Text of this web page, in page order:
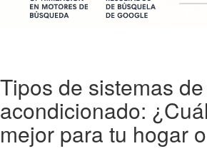
Tipos de sistemas
acondicionado:
mejor para tu hogar